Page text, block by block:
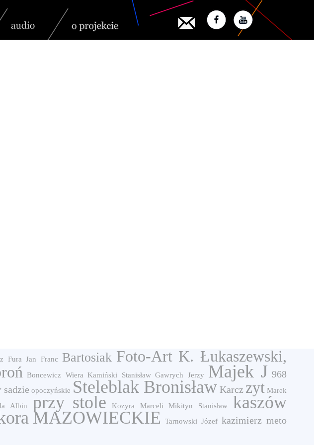
Fura Jan Franc Bartosiak Foto-Art K. Łukaszewski,
Boncewicz Wiera Kamiński Stanisław Gawrych Jerzy Majek J 968
sadzie opoczyńskie Steleblak Bronisław Karcz zyt Marek
Albin przy stole Kozyra Marceli Mikityn Stanisław kaszów
MAZOWIECKIE Tarnowski Józef kazimierz meto